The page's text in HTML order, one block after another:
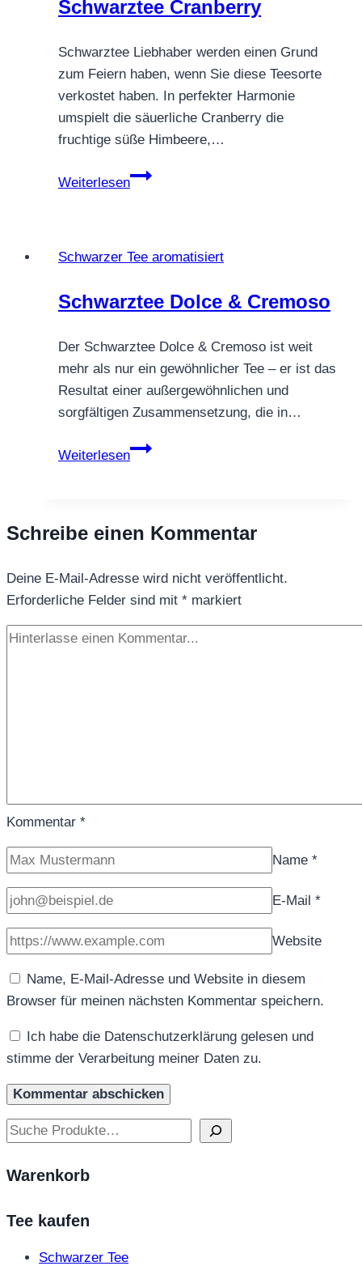
Schwarztee Cranberry
Schwarztee Liebhaber werden einen Grund
zum Feiern haben, wenn Sie diese Teesorte
verkostet haben. In perfekter Harmonie
umspielt die säuerliche Cranberry die
fruchtige süße Himbeere,…
Weiterlesen
Schwarztee
Schwarzer Tee aromatisiert
Schwarztee Dolce & Cremoso
Der Schwarztee Dolce & Cremoso ist weit
mehr als nur ein gewöhnlicher Tee – er ist das
Resultat einer außergewöhnlichen und
sorgfältigen Zusammensetzung, die in…
Weiterlesen
Schwarztee
Schreibe einen Kommentar
Deine E-Mail-Adresse wird nicht veröffentlicht.
Erforderliche Felder sind mit * markiert
Kommentar *
Name *
E-Mail *
Website
Name, E-Mail-Adresse und Website in diesem
Browser für meinen nächsten Kommentar speichern.
Ich habe die Datenschutzerklärung gelesen und
stimme der Verarbeitung meiner Daten zu.
Suchen
Warenkorb
Tee kaufen
Schwarzer Tee